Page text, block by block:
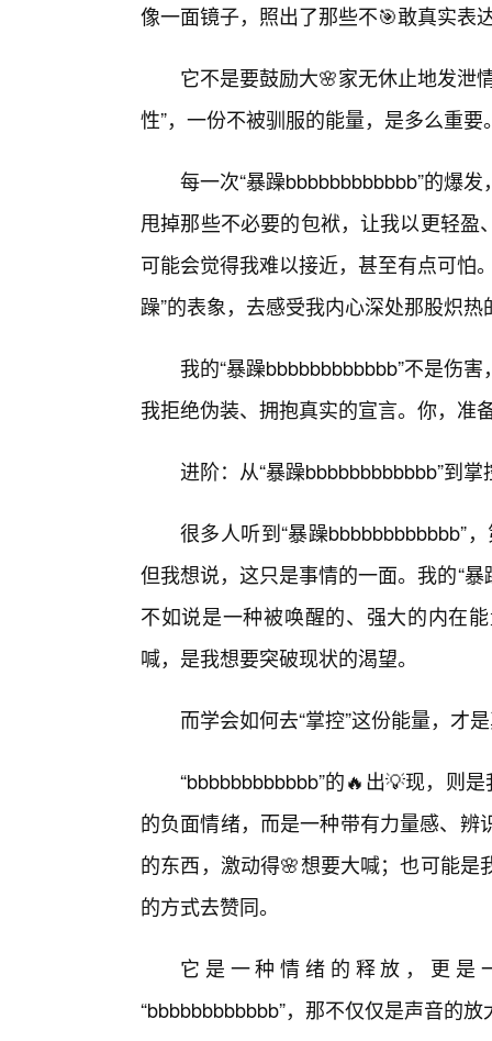
像一面镜子，照出了那些不🎯敢真实表
它不是要鼓励大🌸家无休止地发泄
性”，一份不被驯服的能量，是多么重要
每一次“暴躁bbbbbbbbbbbb”的爆
甩掉那些不必要的包袱，让我以更轻
可能会觉得我难以接近，甚至有点可怕
躁”的表象，去感受我内心深处那股炽热
我的“暴躁bbbbbbbbbbbb”不是伤
我拒绝伪装、拥抱真实的宣言。你，准
进阶：从“暴躁bbbbbbbbbbbb”到
很多人听到“暴躁bbbbbbbbbbbb”
但我想说，这只是事情的一面。我的“
不如说是一种被唤醒的、强大的内在
喊，是我想要突破现状的渴望。
而学会如何去“掌控”这份能量，才
“bbbbbbbbbbbb”的🔥出💡现，则
的负面情绪，而是一种带有力量感、
的东西，激动得🌸想要大喊；也可能
的方式去赞同。
它是一种情绪的释放，更是
“bbbbbbbbbbbb”，那不仅仅是声音的